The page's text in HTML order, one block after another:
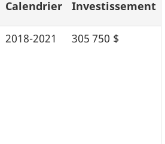
Calendrier Investissement
2018-2021 305 750 $